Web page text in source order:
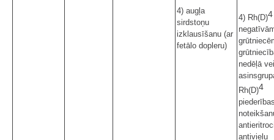
4) augļa
sirdstoņu
izklausīšanu (ar
fetālo dopleru)
4) Rh(D)4
nedēļā
Rh(D)4
antivielu